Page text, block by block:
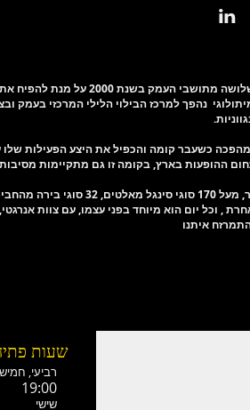
2000 על מנת להפיח את שממת תרבות הבילוי בעמק,
נהפך למרכז הבילוי הלילי המרכזי בעמק
המקום מהפכה כשעבר קומה והכפיל את היצע הפעילות
ההופעות בארץ, בקומה זו גם מתקיימות
אלכוהול נוספים,
, וכל יום הוא מיוחד בפני עצמו, עם צוות
איתנו
שעות
רביעי,
19:00
שישי